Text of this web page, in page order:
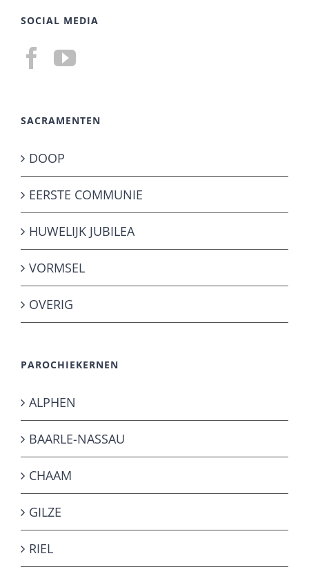
SOCIAL MEDIA
SACRAMENTEN
DOOP
EERSTE COMMUNIE
HUWELIJK JUBILEA
VORMSEL
OVERIG
PAROCHIEKERNEN
ALPHEN
BAARLE-NASSAU
CHAAM
GILZE
RIEL